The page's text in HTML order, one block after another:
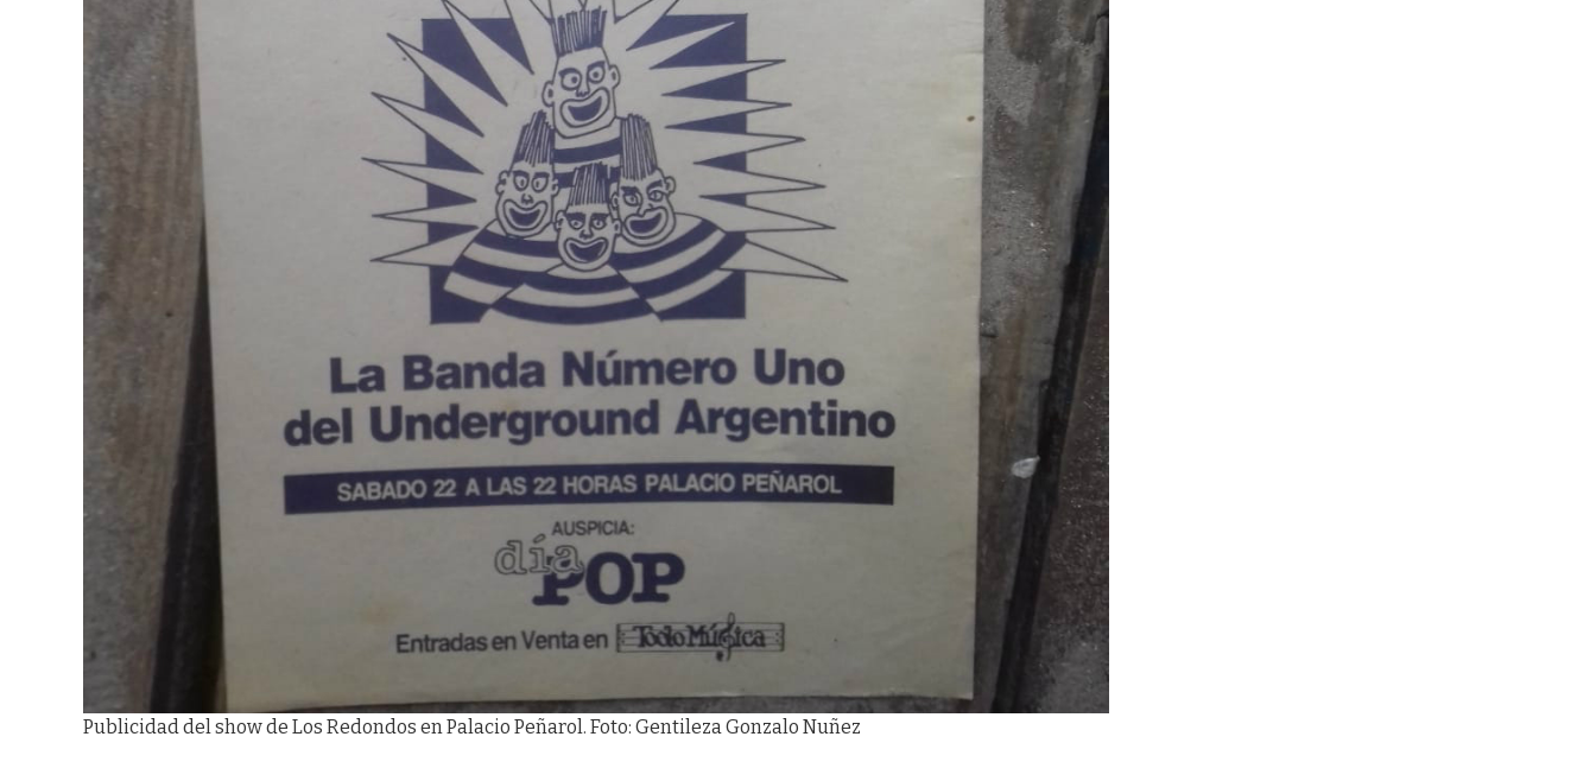
Publicidad del show de Los Redondos en Palacio Peñarol. Foto: Gentileza Gonzalo Nuñez